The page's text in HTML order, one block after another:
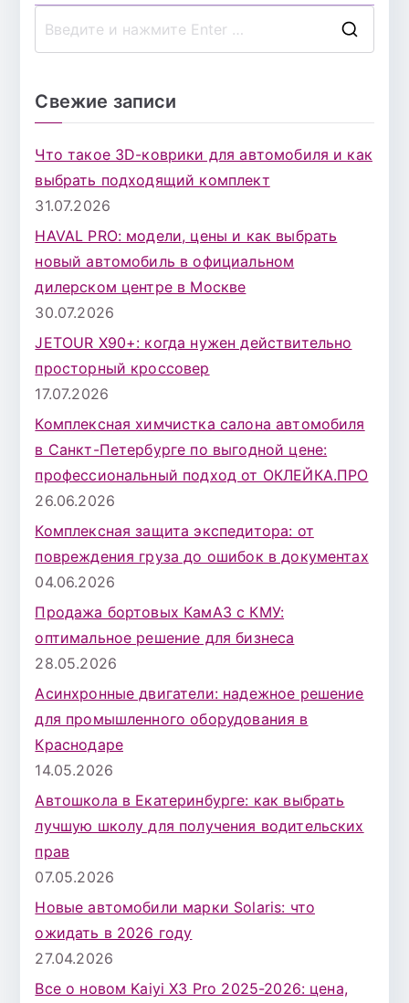
Свежие записи
Что такое 3D-коврики для автомобиля и как
выбрать подходящий комплект
31.07.2026
HAVAL PRO: модели, цены и как выбрать
новый автомобиль в официальном
дилерском центре в Москве
30.07.2026
JETOUR X90+: когда нужен действительно
просторный кроссовер
17.07.2026
Комплексная химчистка салона автомобиля
в Санкт-Петербурге по выгодной цене:
профессиональный подход от ОКЛЕЙКА.ПРО
26.06.2026
Комплексная защита экспедитора: от
повреждения груза до ошибок в документах
04.06.2026
Продажа бортовых КамАЗ с КМУ:
оптимальное решение для бизнеса
28.05.2026
Асинхронные двигатели: надежное решение
для промышленного оборудования в
Краснодаре
14.05.2026
Автошкола в Екатеринбурге: как выбрать
лучшую школу для получения водительских
прав
07.05.2026
Новые автомобили марки Solaris: что
ожидать в 2026 году
27.04.2026
Все о новом Kaiyi X3 Pro 2025-2026: цена,